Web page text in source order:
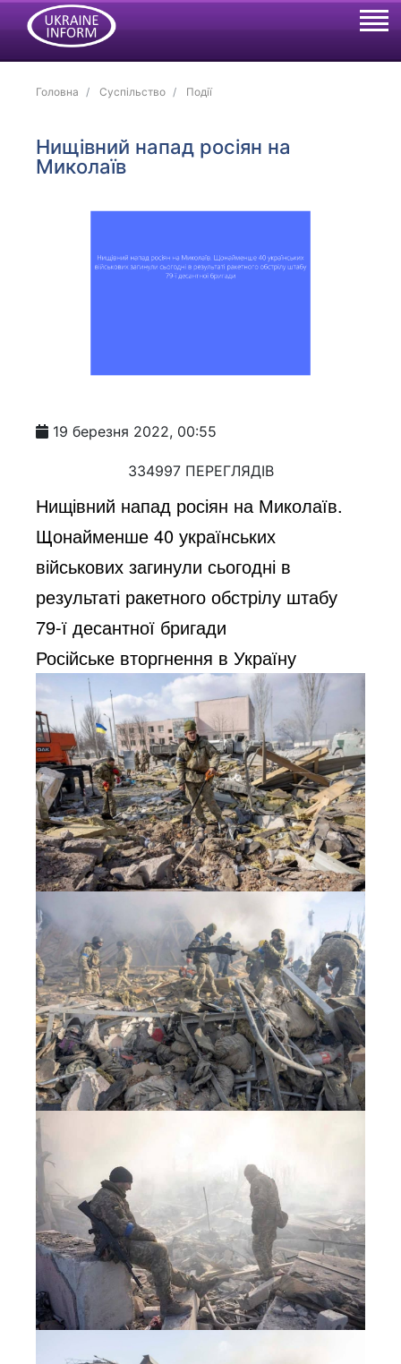
Головна Суспільство Події
Нищівний напад росіян на
Миколаїв
19 березня 2022, 00:55
334997 ПЕРЕГЛЯДІВ
Нищівний напад росіян на Миколаїв.
Щонайменше 40 українських
військових загинули сьогодні в
результаті ракетного обстрілу штабу
79-ї десантної бригади
Російське вторгнення в Україну